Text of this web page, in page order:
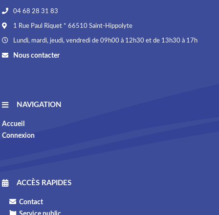
04 68 28 31 83
1 Rue Paul Riquet * 66510 Saint-Hippolyte
Lundi, mardi, jeudi, vendredi de 09h00 à 12h30 et de 13h30 à 17h
Nous contacter
NAVIGATION
Accueil
Connexion
ACCÈS RAPIDES
Contact